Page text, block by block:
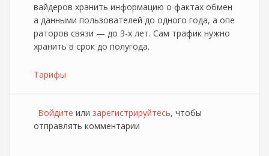
вайдеров хранить информацию о фактах обмен
а данными пользователей до одного года, а опе
раторов связи — до 3-х лет. Сам трафик нужно
хранить в срок до полугода.
Тарифы
Войдите или зарегистрируйтесь, чтобы
отправлять комментарии